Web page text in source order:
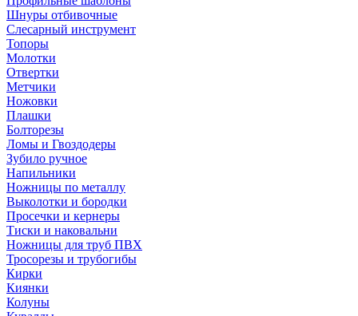
Шнуры отбивочные
Слесарный инструмент
Топоры
Молотки
Отвертки
Метчики
Ножовки
Плашки
Болторезы
Ломы и Гвоздодеры
Зубило ручное
Напильники
Ножницы по металлу
Выколотки и бородки
Просечки и кернеры
Тиски и наковальни
Ножницы для труб ПВХ
Тросорезы и трубогибы
Кирки
Киянки
Колуны